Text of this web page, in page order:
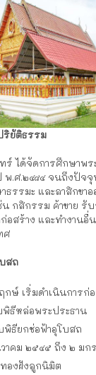
ริยัติธรรม
ร์ ได้จัดการศึกษาพ
พ.ศ.๒๔๘๔ จนถึงปัจ
ธรรมะ และลาสิกขา
น กสิกรรม ค้าขาย รั
อสร้าง และทำงานอื่
ศ
สถ
กษ์ เริ่มดำเนินการก่
ธีหล่อพระประธาน
ธียกช่อฟ้าอุโบสถ
าคม ๒๕๔๕ ถึง ๒ มก
องฝังลูกนิมิต